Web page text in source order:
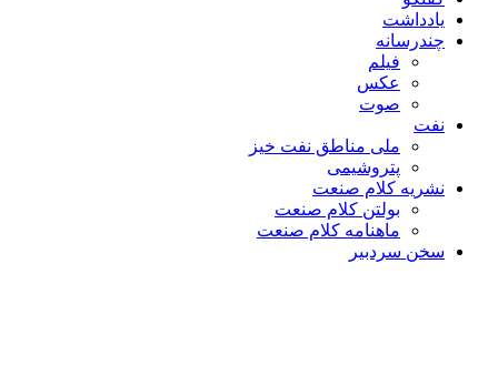
یادداشت
چندرسانه
فیلم
عکس
صوت
نفت
ملی مناطق نفت خیز
پتروشیمی
نشریه کلام صنعت
بولتن کلام صنعت
ماهنامه کلام صنعت
سخن سردبیر